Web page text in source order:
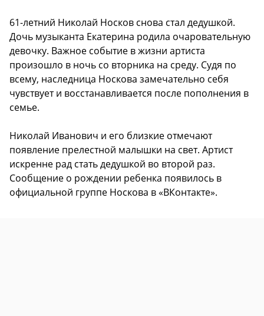
61-летний Николай Носков снова стал дедушкой.
Дочь музыканта Екатерина родила очаровательную
девочку. Важное событие в жизни артиста
произошло в ночь со вторника на среду. Судя по
всему, наследница Носкова замечательно себя
чувствует и восстанавливается после пополнения в
семье.
Николай Иванович и его близкие отмечают
появление прелестной малышки на свет. Артист
искренне рад стать дедушкой во второй раз.
Сообщение о рождении ребенка появилось в
официальной группе Носкова в «ВКонтакте».